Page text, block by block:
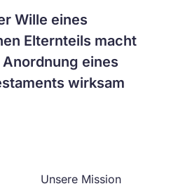
Wille eines
Elternteils macht
eines
wirksam
Unsere Mission